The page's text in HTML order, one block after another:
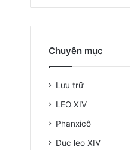
Chuyên mục
Lưu trữ
LEO XIV
Phanxicô
Duc leo XIV